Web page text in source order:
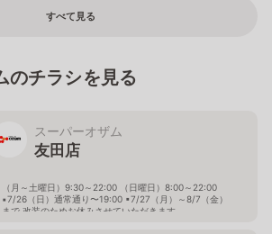
すべて見る
のチラシを見る
スーパーオザム
友田店
（月～土曜日）9:30～22:00 （日曜日）8:00～22:00
▪7/26（日）通常通り〜19:00 ▪7/27（月）～8/7（金）
まで 改装のためお休みさせていただきます。